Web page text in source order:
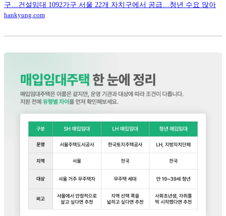
구…건설임대 1092가구 서울 22개 자치구에서 공급…청년 수요 많아
hankyung.com